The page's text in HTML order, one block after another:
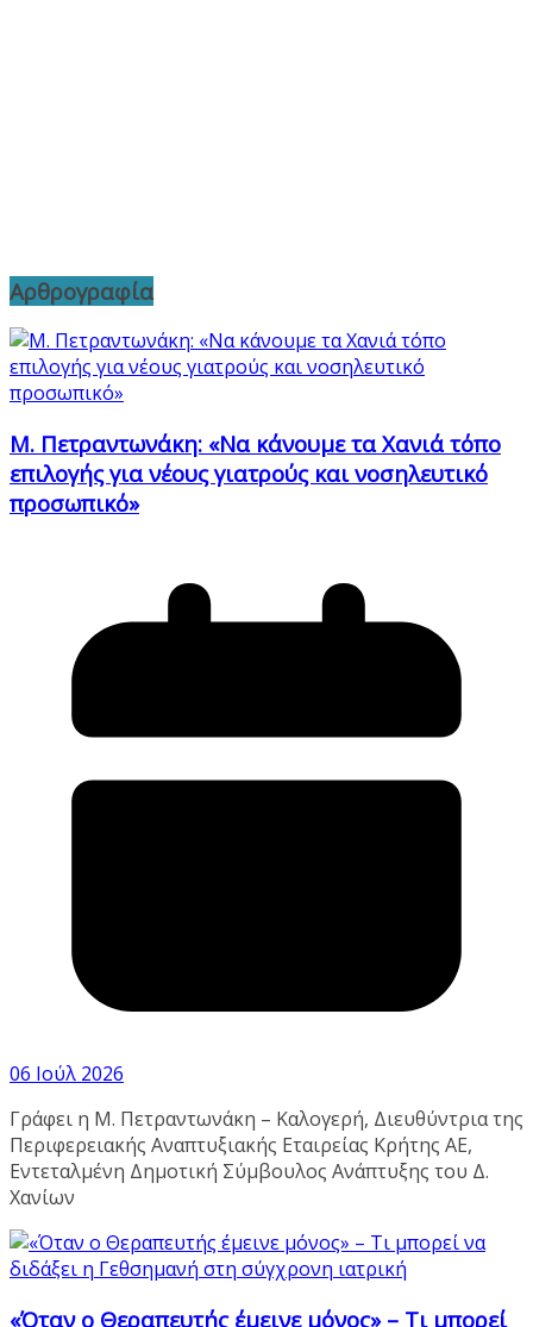
Αρθρογραφία
Μ. Πετραντωνάκη: «Να κάνουμε τα Χανιά τόπο
επιλογής για νέους γιατρούς και νοσηλευτικό
προσωπικό»
06 Ιούλ 2026
Γράφει η Μ. Πετραντωνάκη – Καλογερή, Διευθύντρια της
Περιφερειακής Αναπτυξιακής Εταιρείας Κρήτης ΑΕ,
Εντεταλμένη Δημοτική Σύμβουλος Ανάπτυξης του Δ.
Χανίων
«Όταν ο Θεραπευτής έμεινε μόνος» – Τι μπορεί